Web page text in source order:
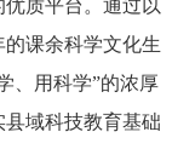
质平台。通过以
课余科学文化生
、用科学”的浓厚
域科技教育基础